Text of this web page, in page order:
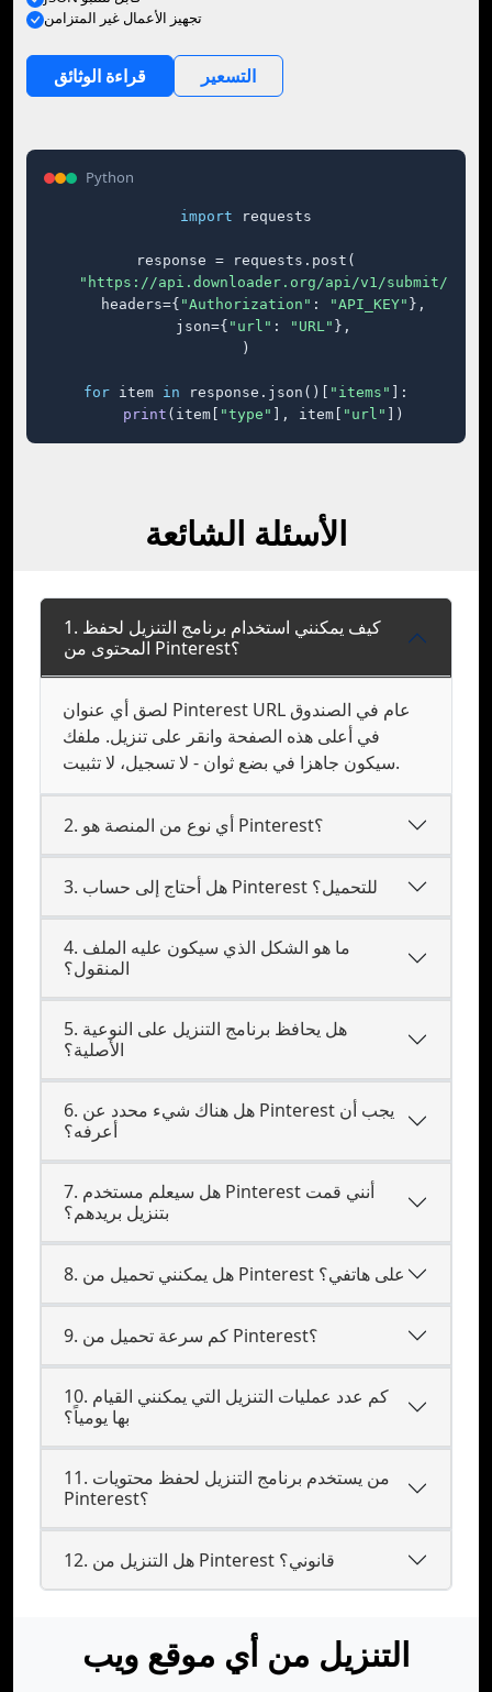
تجهيز الأعمال غير المتزامن
قراءة الوثائق التسعير
Python
import requests
response = requests.post(
"https://api.downloader.org/api/v1/submit/"
    headers={
"Authorization" : "API_KEY" },
    json={
"url" : "URL" },
)
for item in response.json()[ "items"
]:
print (item[ "type" ], item[ "url" ])
الأسئلة الشائعة
1. كيف يمكنني استخدام برنامج التنزيل لحفظ
المحتوى من Pinterest؟
لصق أي عنوان Pinterest URL عام في الصندوق
في أعلى هذه الصفحة وانقر على تنزيل. ملفك
سيكون جاهزا في بضع ثوان - لا تسجيل، لا تثبيت.
2. أي نوع من المنصة هو Pinterest؟
3. هل أحتاج إلى حساب Pinterest للتحميل؟
4. ما هو الشكل الذي سيكون عليه الملف
المنقول؟
5. هل يحافظ برنامج التنزيل على النوعية
الأصلية؟
6. هل هناك شيء محدد عن Pinterest يجب أن
أعرفه؟
7. هل سيعلم مستخدم Pinterest أنني قمت
بتنزيل بريدهم؟
8. هل يمكنني تحميل من Pinterest على هاتفي؟
9. كم سرعة تحميل من Pinterest؟
10. كم عدد عمليات التنزيل التي يمكنني القيام
بها يومياً؟
11. من يستخدم برنامج التنزيل لحفظ محتويات
Pinterest؟
12. هل التنزيل من Pinterest قانوني؟
التنزيل من أي موقع ويب